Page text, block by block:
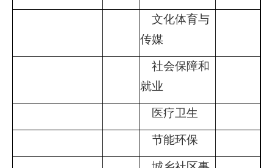
文化体育与
传媒
社会保障和
就业
医疗卫生
节能环保